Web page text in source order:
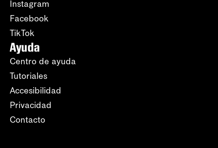
Instagram
Facebook
TikTok
Ayuda
Centro de ayuda
Tutoriales
Accesibilidad
Privacidad
Contacto